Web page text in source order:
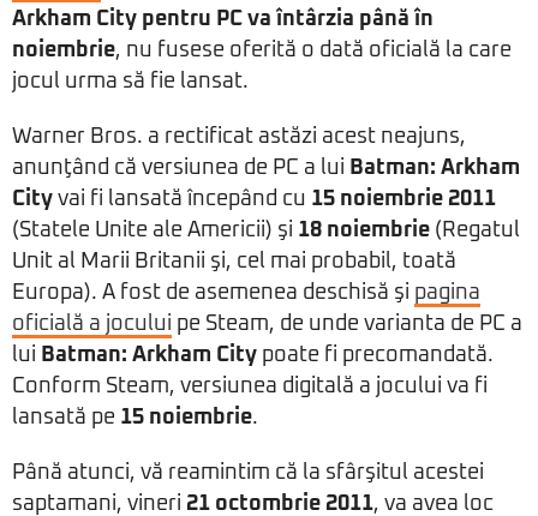
Arkham City pentru PC va întârzia până în
noiembrie, nu fusese oferită o dată oficială la care
jocul urma să fie lansat.
Warner Bros. a rectificat astăzi acest neajuns,
anunţând că versiunea de PC a lui Batman: Arkham
City vai fi lansată începând cu 15 noiembrie 2011
(Statele Unite ale Americii) şi 18 noiembrie (Regatul
Unit al Marii Britanii şi, cel mai probabil, toată
Europa). A fost de asemenea deschisă şi pagina
oficială a jocului pe Steam, de unde varianta de PC a
lui Batman: Arkham City poate fi precomandată.
Conform Steam, versiunea digitală a jocului va fi
lansată pe 15 noiembrie.
Până atunci, vă reamintim că la sfârşitul acestei
saptamani, vineri 21 octombrie 2011, va avea loc